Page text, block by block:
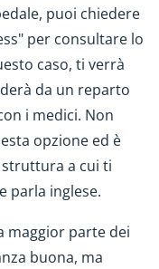
puoi chiedere
per consultare lo
caso, ti verrà
da un reparto
i medici. Non
opzione ed è
a cui ti
parla inglese.
maggior parte dei
buona, ma